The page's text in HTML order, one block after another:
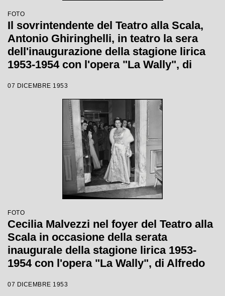
FOTO
Il sovrintendente del Teatro alla Scala,
Antonio Ghiringhelli, in teatro la sera
dell'inaugurazione della stagione lirica
1953-1954 con l'opera "La Wally", di
Giulini, con la regia di Tatiana Pavlova;
alle sue spalle la locandina dell'opera.
07 DICEMBRE 1953
FOTO
Cecilia Malvezzi nel foyer del Teatro alla
Scala in occasione della serata
inaugurale della stagione lirica 1953-
1954 con l'opera "La Wally", di Alfredo
con la regia di Tatiana Pavlova
07 DICEMBRE 1953